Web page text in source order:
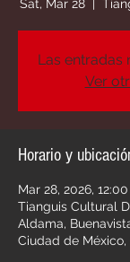
Sat, Mar 28
  |
Las entradas
Ver
Horario y
Mar 28, 2026,
Tianguis Cultural
Aldama,
Ciudad de México,